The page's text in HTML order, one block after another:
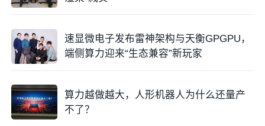
速显微电子发布雷神架构与天衡GPGPU，
端侧算力迎来“生态兼容”新玩家
算力越做越大，人形机器人为什么还量产
不了？